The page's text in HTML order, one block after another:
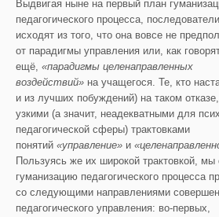
Выдвигая ныне на первый план
педагогического процесса,
исходят из того, что она вовсе не
от парадигмы управления или, как
ещё, «парадигмы целенаправленных
воздействий» на учащегося. Те, кто
и из лучших побуждений) на таком
узкими (а значит, неадекватными для
педагогической сферы) трактовками
понятий «управление» и
Пользуясь же их широкой трактовкой, мы
гуманизацию педагогического процесса
со следующими направлениями
педагогического управления: во-первых,